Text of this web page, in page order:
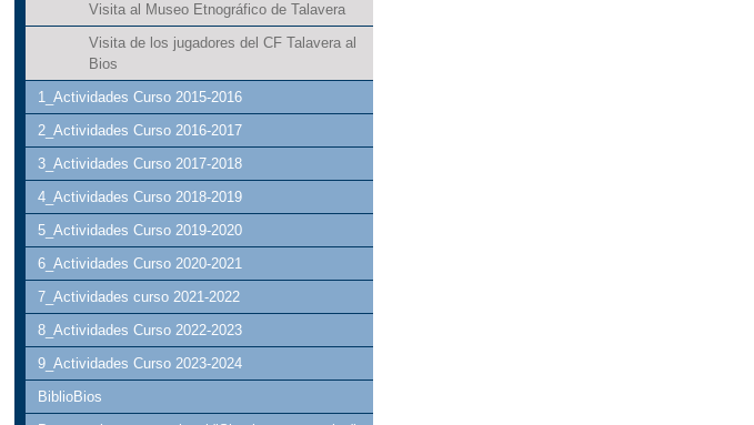
Visita al Museo Etnográfico de Talavera
Visita de los jugadores del CF Talavera al
Bios
1_Actividades Curso 2015-2016
2_Actividades Curso 2016-2017
3_Actividades Curso 2017-2018
4_Actividades Curso 2018-2019
5_Actividades Curso 2019-2020
6_Actividades Curso 2020-2021
7_Actividades curso 2021-2022
8_Actividades Curso 2022-2023
9_Actividades Curso 2023-2024
BiblioBios